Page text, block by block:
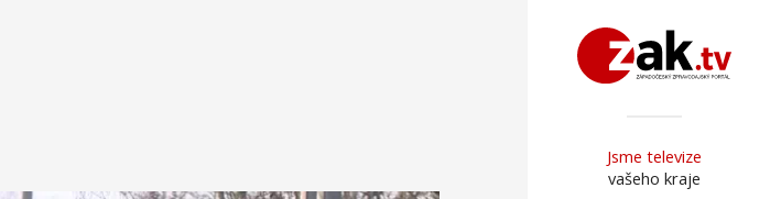
Jsme televize
vašeho kraje